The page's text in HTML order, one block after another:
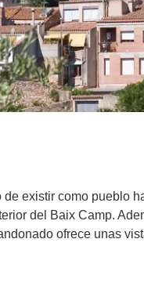
existir como pueblo
del Baix Camp.
ofrece unas